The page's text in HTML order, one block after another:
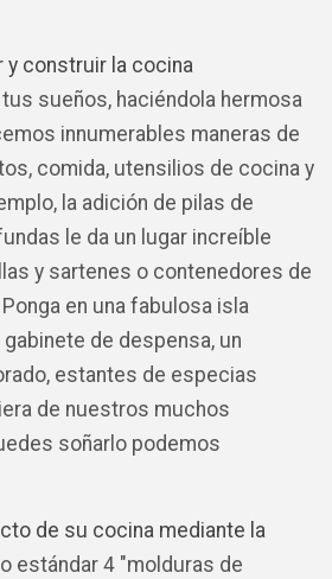
y construir la cocina
sueños, haciéndola hermosa
innumerables maneras de
comida, utensilios de cocina y
la adición de pilas de
le da un lugar increíble
y sartenes o contenedores de
en una fabulosa isla
de despensa, un
estantes de especias
de nuestros muchos
soñarlo podemos
de su cocina mediante la
estándar 4 "molduras de